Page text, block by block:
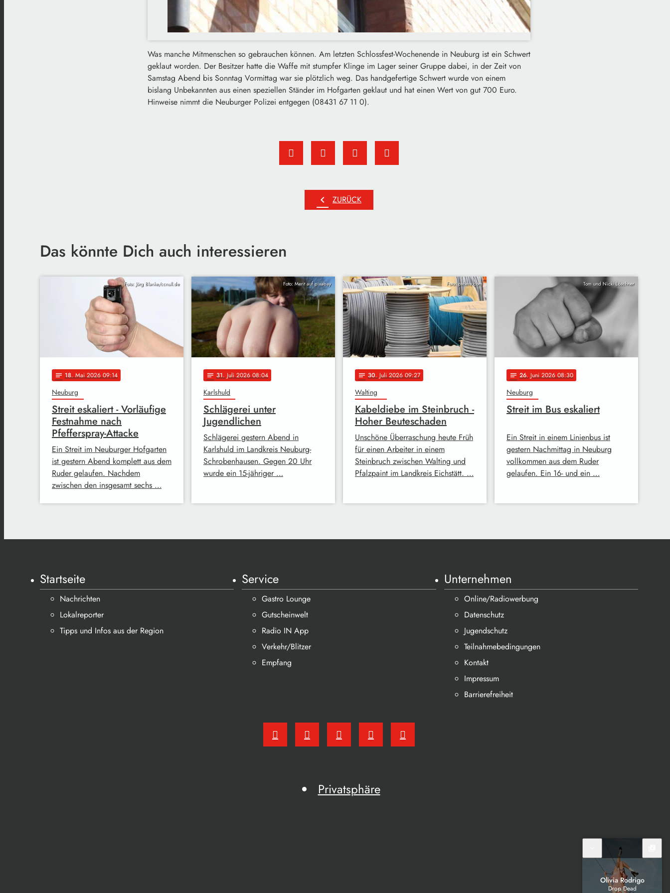
Was manche Mitmenschen so gebrauchen können. Am letzten Schlossfest-Wochenende in Neuburg ist ein Schwert
geklaut worden. Der Besitzer hatte die Waffe mit stumpfer Klinge im Lager seiner Gruppe dabei, in der Zeit von
Samstag Abend bis Sonntag Vormittag war sie plötzlich weg. Das handgefertige Schwert wurde von einem
bislang Unbekannten aus einen speziellen Ständer im Hofgarten geklaut und hat einen Wert von gut 700 Euro.
Hinweise nimmt die Neuburger Polizei entgegen (08431 67 11 0).
chevron_left ZURÜCK
Das könnte Dich auch interessieren
Foto: Jörg Blanke/ccnull.de
notes 18. Mai 2026 09:14
Neuburg
Streit eskaliert - Vorläufige
Festnahme nach
Pfefferspray-Attacke
Ein Streit im Neuburger Hofgarten
ist gestern Abend komplett aus dem
Ruder gelaufen. Nachdem
zwischen den insgesamt sechs …
Foto: Merit auf pixabay
notes 31. Juli 2026 08:04
Karlshuld
Schlägerei unter
Jugendlichen
Schlägerei gestern Abend in
Karlshuld im Landkreis Neuburg-
Schrobenhausen. Gegen 20 Uhr
wurde ein 15-jähriger …
Foto: pxhere.com
notes 30. Juli 2026 09:27
Walting
Kabeldiebe im Steinbruch -
Hoher Beuteschaden
Unschöne Überraschung heute Früh
für einen Arbeiter in einem
Steinbruch zwischen Walting und
Pfalzpaint im Landkreis Eichstätt. …
Tom und Nicki Löschner
notes 26. Juni 2026 08:30
Neuburg
Streit im Bus eskaliert
Ein Streit in einem Linienbus ist
gestern Nachmittag in Neuburg
vollkommen aus dem Ruder
gelaufen. Ein 16- und ein …
Startseite
Nachrichten
Lokalreporter
Tipps und Infos aus der Region
Service
Gastro Lounge
Gutscheinwelt
Radio IN App
Verkehr/Blitzer
Empfang
Unternehmen
Online/Radiowerbung
Datenschutz
Jugendschutz
Teilnahmebedingungen
Kontakt
Impressum
Barrierefreiheit
Privatsphäre
Olivia Rodrigo
Drop Dead